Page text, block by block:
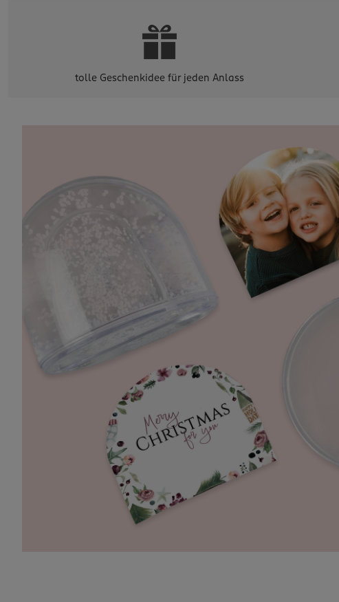
tolle Geschenkidee für jeden Anlass